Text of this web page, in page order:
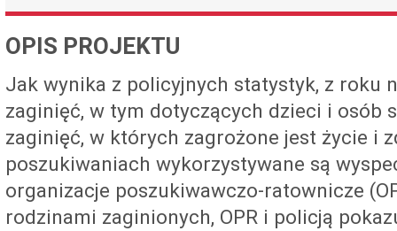
OPIS PROJEKTU
Jak wynika z policyjnych statystyk, z roku
zaginięć, w tym dotyczących dzieci i osób
zaginięć, w których zagrożone jest życie i
poszukiwaniach wykorzystywane są
organizacje poszukiwawczo-ratownicze
rodzinami zaginionych, OPR i policją